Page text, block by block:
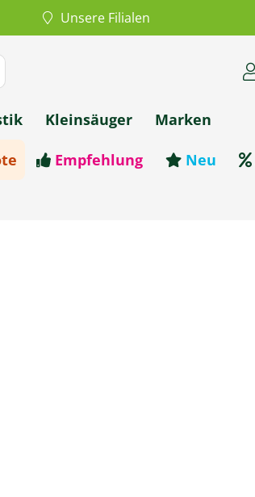
Unsere Filialen
Kleinsäuger Marken
Empfehlung Neu